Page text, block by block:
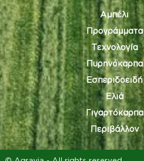
Αμπέλι
Προγράμματα
Τεχνολογία
Πυρηνόκαρπα
Εσπεριδοειδή
Ελιά
Γιγαρτόκαρπα
Περιβάλλον